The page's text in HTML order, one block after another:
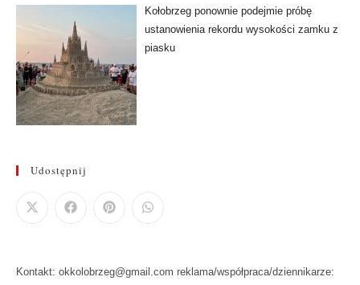
Kołobrzeg ponownie podejmie próbę
ustanowienia rekordu wysokości zamku z
piasku
Udostępnij
Kontakt: okkolobrzeg@gmail.com reklama/współpraca/dziennikarze: